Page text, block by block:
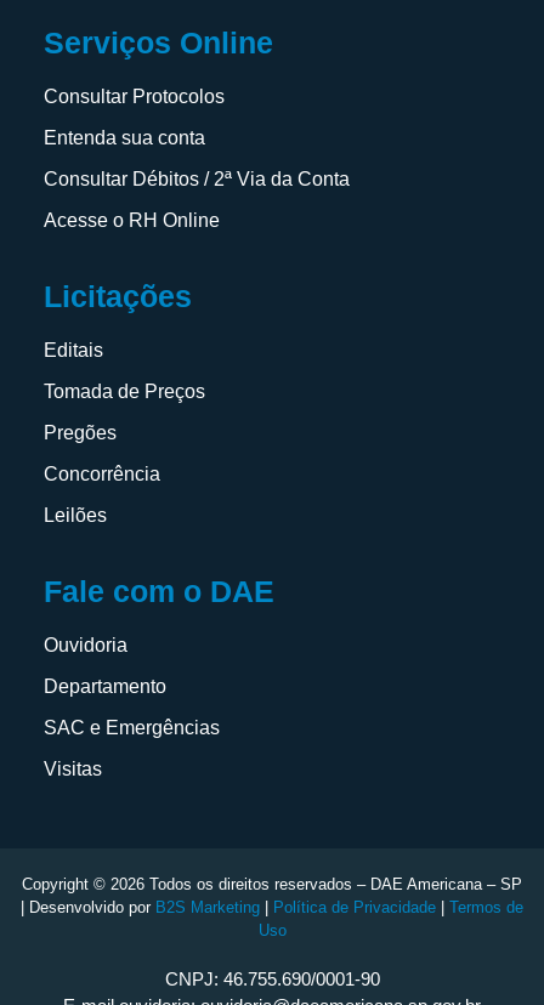
Serviços Online
Consultar Protocolos
Entenda sua conta
Consultar Débitos / 2ª Via da Conta
Acesse o RH Online
Licitações
Editais
Tomada de Preços
Pregões
Concorrência
Leilões
Fale com o DAE
Ouvidoria
Departamento
SAC e Emergências
Visitas
Copyright © 2026 Todos os direitos reservados – DAE Americana – SP
| Desenvolvido por B2S Marketing Política de Privacidade
Termos de
Uso
CNPJ: 46.755.690/0001-90